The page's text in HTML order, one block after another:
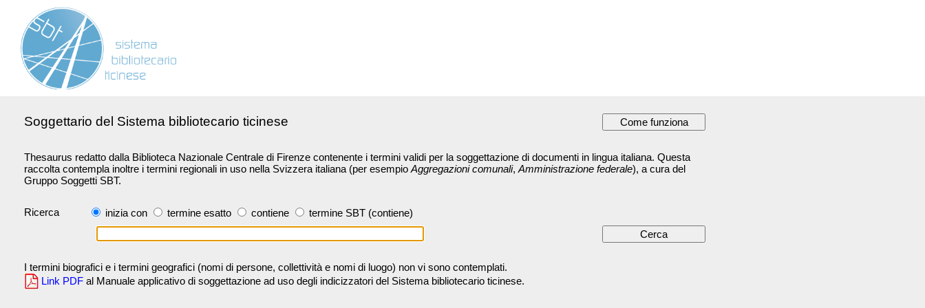
Soggettario del Sistema bibliotecario ticinese
Thesaurus redatto dalla Biblioteca Nazionale Centrale di Firenze contenente i termini validi per la soggettazione di documenti in lingua italiana. Questa
raccolta contempla inoltre i termini regionali in uso nella Svizzera italiana (per esempio Aggregazioni comunali, Amministrazione federale), a cura del
Gruppo Soggetti SBT.
Ricerca inizia con termine esatto contiene termine SBT (contiene)
I termini biografici e i termini geografici (nomi di persone, collettività e nomi di luogo) non vi sono contemplati.
Link PDF al Manuale applicativo di soggettazione ad uso degli indicizzatori del Sistema bibliotecario ticinese.